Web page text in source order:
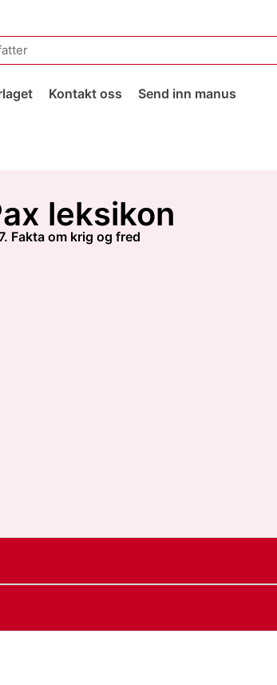
Kontakt oss Send inn manus
leksikon
7. Fakta om krig og fred